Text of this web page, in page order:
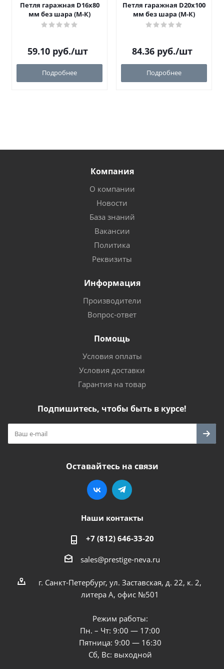
Петля гаражная D16х80
мм без шара (М-К)
59.10 руб./шт
Подробнее
Петля гаражная D20х100
мм без шара (М-К)
84.36 руб./шт
Подробнее
Компания
О компании
Новости
База знаний
Вакансии
Политика
Реквизиты
Информация
Производители
Вопрос-ответ
Помощь
Условия оплаты
Условия доставки
Гарантия на товар
Подпишитесь, чтобы быть в курсе!
Оставайтесь на связи
Наши контакты
+7 (812) 646-33-20
sales@prestige-neva.ru
г. Санкт-Петербург, ул. Заставская, д. 22, к. 2,
литера А, офис №501
Режим работы:
Пн. – Чт: 9:00 — 17:00
Пятница: 9:00 — 16:30
Сб, Вс: выходной